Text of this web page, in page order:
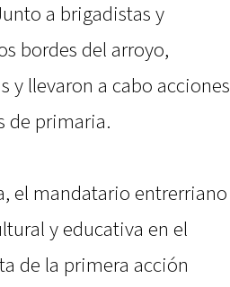
a brigadistas y
bordes del arroyo,
y llevaron a cabo acciones
de primaria.
el mandatario entrerriano
y educativa en el
de la primera acción